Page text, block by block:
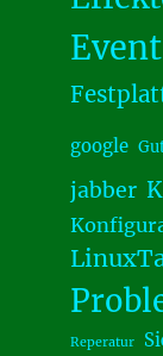
Event
google
jabber
Reperatur